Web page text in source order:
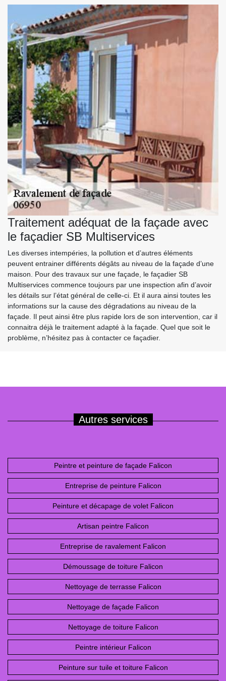
Traitement adéquat de la façade avec
le façadier SB Multiservices
Les diverses intempéries, la pollution et d’autres éléments
peuvent entrainer différents dégâts au niveau de la façade d’une
maison. Pour des travaux sur une façade, le façadier SB
Multiservices commence toujours par une inspection afin d’avoir
les détails sur l’état général de celle-ci. Et il aura ainsi toutes les
informations sur la cause des dégradations au niveau de la
façade. Il peut ainsi être plus rapide lors de son intervention, car il
connaitra déjà le traitement adapté à la façade. Quel que soit le
problème, n’hésitez pas à contacter ce façadier.
Autres services
Peintre et peinture de façade Falicon
Entreprise de peinture Falicon
Peinture et décapage de volet Falicon
Artisan peintre Falicon
Entreprise de ravalement Falicon
Démoussage de toiture Falicon
Nettoyage de terrasse Falicon
Nettoyage de façade Falicon
Nettoyage de toiture Falicon
Peintre intérieur Falicon
Peinture sur tuile et toiture Falicon